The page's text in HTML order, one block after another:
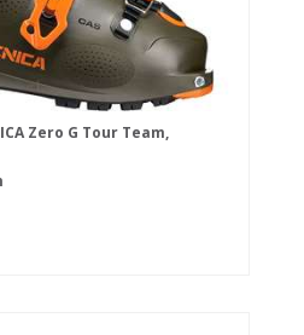
Zero G Tour Team,